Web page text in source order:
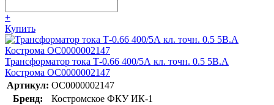
+
Купить
Трансформатор тока Т-0.66 400/5А кл. точн. 0.5 5В.А
Кострома ОС0000002147
Артикул: ОС0000002147
Бренд:
Костромское ФКУ ИК-1